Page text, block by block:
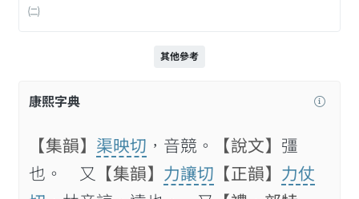
㈡
其他參考
康熙字典
【集韻】 渠映切 ，音競。 【說文】 彊
也。 又
【集韻】 力讓切 【正韻】 力仗